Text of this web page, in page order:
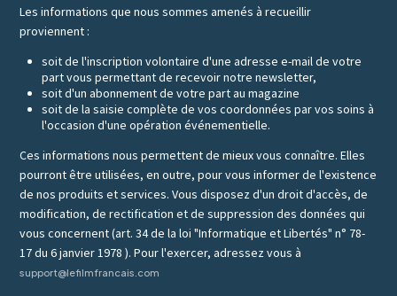
Les informations que nous sommes amenés à recueillir
proviennent :
soit de l'inscription volontaire d'une adresse e-mail de votre
part vous permettant de recevoir notre newsletter,
soit d'un abonnement de votre part au magazine
soit de la saisie complète de vos coordonnées par vos soins à
l'occasion d'une opération événementielle.
Ces informations nous permettent de mieux vous connaître. Elles
pourront être utilisées, en outre, pour vous informer de l'existence
de nos produits et services. Vous disposez d'un droit d'accès, de
modification, de rectification et de suppression des données qui
vous concernent (art. 34 de la loi "Informatique et Libertés" n° 78-
17 du 6 janvier 1978 ). Pour l'exercer, adressez vous à
support@lefilmfrancais.com